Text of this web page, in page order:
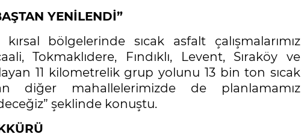
YENİLENDİ”
bölgelerinde sıcak asfalt çalışmalarımız
Tokmaklıdere, Fındıklı, Levent, Sıraköy ve
11 kilometrelik grup yolunu 13 bin ton sıcak
diğer mahallelerimizde de planlamamız
şeklinde konuştu.